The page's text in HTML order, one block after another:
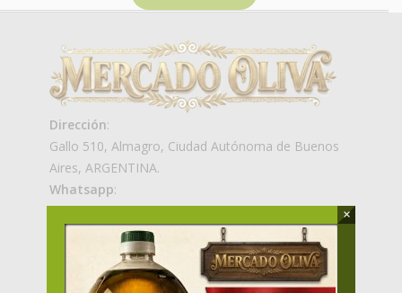
Dirección:
Gallo 510, Almagro, Ciudad Autónoma de Buenos
Aires, ARGENTINA.
Whatsapp:
+54 9 116 140 0770
Email:
info@mercadooliva.com
×